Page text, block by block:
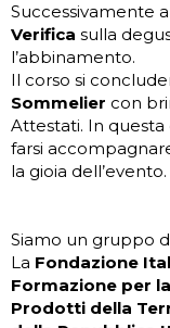
Successivamente
Verifica sulla
l’abbinamento.
Il corso si
Sommelier con
Attestati. In
farsi
la gioia dell’evento.
Siamo un gruppo
La Fondazione
Formazione per
Prodotti della